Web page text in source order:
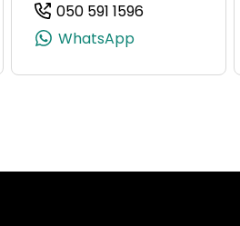
5696)0401778980, +358 40 177
050 591 1596
WhatsApp